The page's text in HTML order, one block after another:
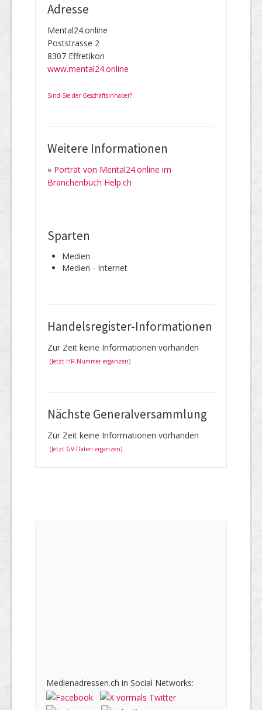
Adresse
Mental24.online
Poststrasse 2
8307 Effretikon
www.mental24.online
Sind Sie der Geschäftsinhaber?
Weitere Informationen
» Porträt von Mental24.online im
Branchenbuch Help.ch
Sparten
Medien
Medien - Internet
Handelsregister-Informationen
Zur Zeit keine Informationen vorhanden
(Jetzt HR-Nummer ergänzen)
Nächste Generalversammlung
Zur Zeit keine Informationen vorhanden
(Jetzt GV-Daten ergänzen)
Medienadressen.ch in Social Networks: